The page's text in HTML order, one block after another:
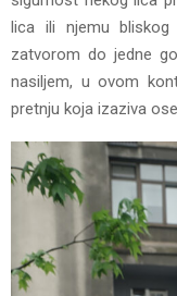
lica ili njemu
zatvorom do jedne
nasiljem, u ovom
pretnju koja izaziva